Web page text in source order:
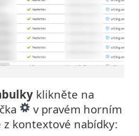
klikněte na
v pravém horním
kontextové nabídky: